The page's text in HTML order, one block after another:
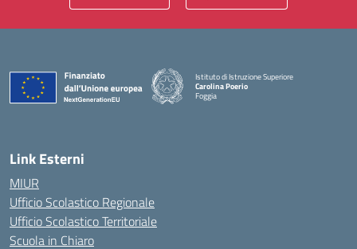
Istituto di Istruzione Superiore
Carolina Poerio
Foggia
— Visita la pagina iniziale della scuola
Link Esterni
MIUR
Ufficio Scolastico Regionale
Ufficio Scolastico Territoriale
Scuola in Chiaro